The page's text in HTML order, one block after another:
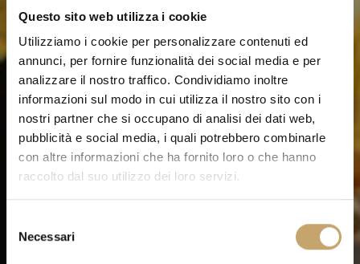
Questo sito web utilizza i cookie
Utilizziamo i cookie per personalizzare contenuti ed
annunci, per fornire funzionalità dei social media e per
analizzare il nostro traffico. Condividiamo inoltre
informazioni sul modo in cui utilizza il nostro sito con i
nostri partner che si occupano di analisi dei dati web,
pubblicità e social media, i quali potrebbero combinarle
con altre informazioni che ha fornito loro o che hanno
raccolto dal suo utilizzo dei loro servizi.
Necessari